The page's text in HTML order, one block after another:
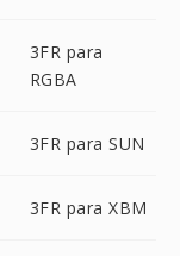
3FR para
RGBA
3FR para SUN
3FR para XBM